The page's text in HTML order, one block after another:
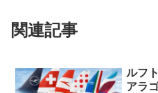
関連記事
ルフ
アラ